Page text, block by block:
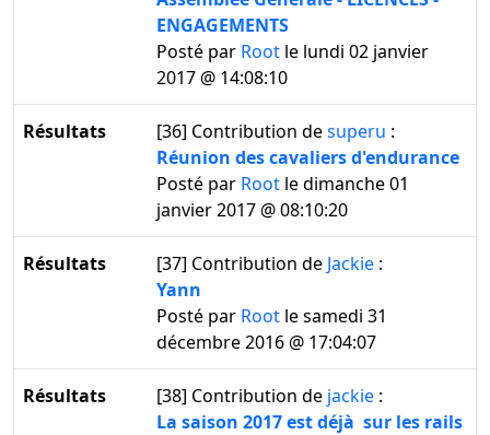
ENGAGEMENTS
Posté par Rootle lundi 02 janvier
2017 @ 14:08:10
Résultats [36] Contribution desuperu :
Réunion des cavaliers d'endurance
Posté par Rootle dimanche 01
janvier 2017 @ 08:10:20
Résultats [37] Contribution de Jackie:
Yann
Posté par Rootle samedi 31
décembre 2016 @ 17:04:07
Résultats [38] Contribution de jackie:
La saison 2017 est déjà sur les rails